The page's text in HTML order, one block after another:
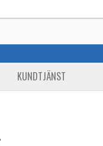
KUNDTJÄNST